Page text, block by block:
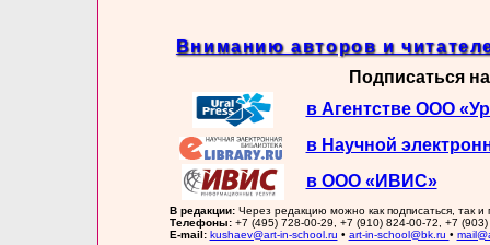
Вниманию авторов и
Подписаться
в Агентстве ООО
в Научной
в ООО «ИВИС»
В редакции:Через редакцию можно как подписаться, так
Телефоны:+7 (495) 728-00-29, +7 (910) 824-00-72, +7
E-mail: kushaev@art-in-school.ru • art-in-school@bk.ru •